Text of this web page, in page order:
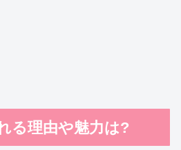
る理由や魅力は?